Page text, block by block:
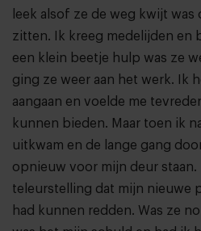
leek alsof ze de weg kwijt was
zitten. Ik kreeg medelijden en
een klein beetje hulp was ze
ging ze weer aan het werk. Ik
aangaan en voelde me
kunnen bieden. Maar toen ik
uitkwam en de lange gang
opnieuw voor mijn deur staan.
teleurstelling dat mijn nieuwe
had kunnen redden. Was ze